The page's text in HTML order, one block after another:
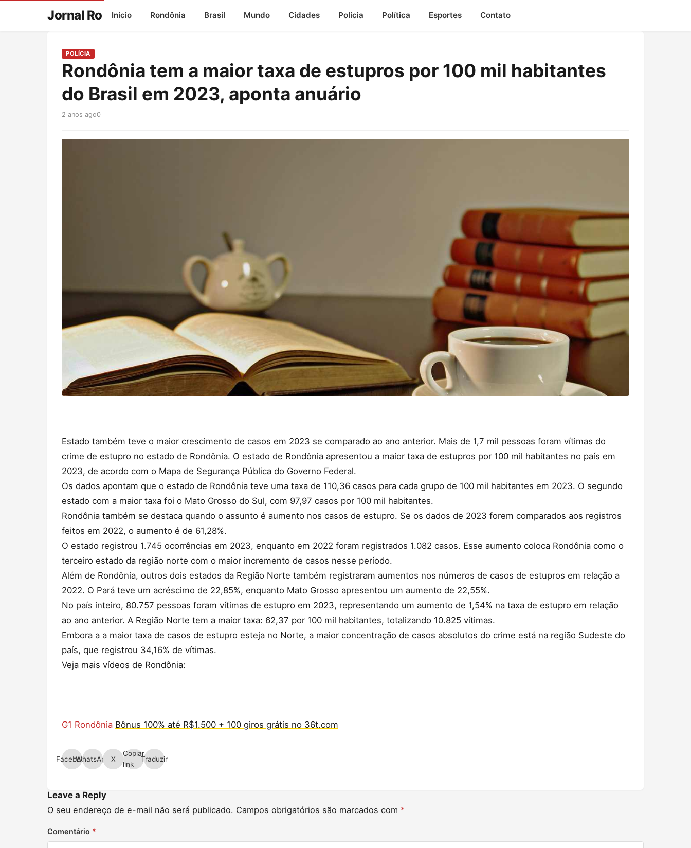
Jornal Ro Início Rondônia Brasil Mundo Cidades Polícia Política Esportes Contato
POLÍCIA
Rondônia tem a maior taxa de estupros por 100 mil habitantes
do Brasil em 2023, aponta anuário
2 anos ago0
Estado também teve o maior crescimento de casos em 2023 se comparado ao ano anterior. Mais de 1,7 mil pessoas foram vítimas do
crime de estupro no estado de Rondônia. O estado de Rondônia apresentou a maior taxa de estupros por 100 mil habitantes no país em
2023, de acordo com o Mapa de Segurança Pública do Governo Federal.
Os dados apontam que o estado de Rondônia teve uma taxa de 110,36 casos para cada grupo de 100 mil habitantes em 2023. O segundo
estado com a maior taxa foi o Mato Grosso do Sul, com 97,97 casos por 100 mil habitantes.
Rondônia também se destaca quando o assunto é aumento nos casos de estupro. Se os dados de 2023 forem comparados aos registros
feitos em 2022, o aumento é de 61,28%.
O estado registrou 1.745 ocorrências em 2023, enquanto em 2022 foram registrados 1.082 casos. Esse aumento coloca Rondônia como o
terceiro estado da região norte com o maior incremento de casos nesse período.
Além de Rondônia, outros dois estados da Região Norte também registraram aumentos nos números de casos de estupros em relação a
2022. O Pará teve um acréscimo de 22,85%, enquanto Mato Grosso apresentou um aumento de 22,55%.
No país inteiro, 80.757 pessoas foram vítimas de estupro em 2023, representando um aumento de 1,54% na taxa de estupro em relação
ao ano anterior. A Região Norte tem a maior taxa: 62,37 por 100 mil habitantes, totalizando 10.825 vítimas.
Embora a a maior taxa de casos de estupro esteja no Norte, a maior concentração de casos absolutos do crime está na região Sudeste do
país, que registrou 34,16% de vítimas.
Veja mais vídeos de Rondônia:
G1 Rondônia Bônus 100% até R$1.500 + 100 giros grátis no 36t.com
FacebookWhatsApp X
Copiar
link
Traduzir
Leave a Reply
O seu endereço de e-mail não será publicado. Campos obrigatórios são marcados com *
Comentário *